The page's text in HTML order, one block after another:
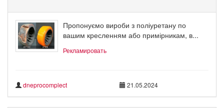
Пропонуємо вироби з поліуретану по
вашим кресленням або примірникам, в...
Рекламировать
dneprocomplect 21.05.2024